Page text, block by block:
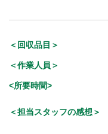
＜回収品目＞
＜作業人員＞
<所要時間>
＜担当スタッフの感想＞